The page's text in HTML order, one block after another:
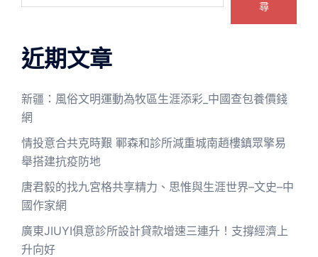
尋
近期文章
新疆：風俗文明運動為牧區生涯添彩_中國查包養價錢
網
情投意合共克時艱 鄆森和診所減重城南趙樓鎮眾擎易
舉搭建抗疫防地
唐君毅的找九宮格共享精力、思惟與生涯世界–文史–中
國作家網
廣東JIUYI俱意診所設計貸款增速三連升！支撐經濟上
升向好